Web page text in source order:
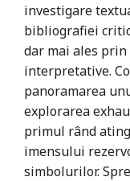
investigare
bibliografiei
dar mai ales
interpretative.
panoramarea
explorarea
primul rând
imensului
simbolurilor.